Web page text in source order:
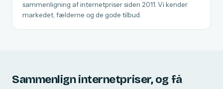
sammenligning af internetpriser siden 2011. Vi kender
markedet, fælderne og de gode tilbud.
Sammenlign internetpriser, og få